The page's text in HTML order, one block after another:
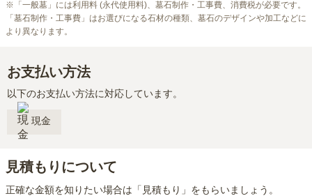
※「一般墓」には利用料 (永代使用料)、墓石制作・工事費、消費税が必要です。
「墓石制作・工事費」はお選びになる石材の種類、墓石のデザインや加工などに
より異なります。
お支払い方法
以下のお支払い方法に対応しています。
現金
見積もりについて
正確な金額を知りたい場合は「見積もり」をもらいましょう。